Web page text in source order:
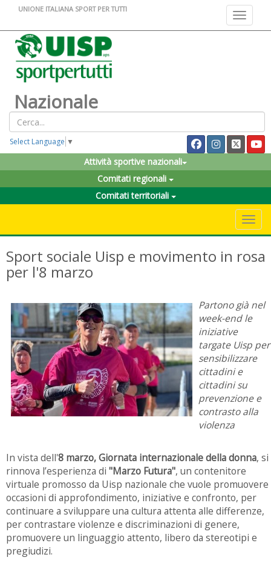
Toggle
UNIONE ITALIANA SPORT PER TUTTI
Nazionale
Select Language ▼
Attività sportive nazionali
Comitati regionali
Comitati territoriali
Sport sociale Uisp e movimento in rosa
per l'8 marzo
Partono già nel
week-end le
iniziative
targate Uisp per
sensibilizzare
cittadini e
cittadini su
prevenzione e
contrasto alla
violenza
In vista dell'8 marzo, Giornata internazionale della donna, si
rinnova l’esperienza di "Marzo Futura", un contenitore
virtuale promosso da Uisp nazionale che vuole promuovere
occasioni di approfondimento, iniziative e confronto, per
continuare a sviluppare una cultura attenta alle differenze,
per contrastare violenze e discriminazioni di genere,
promuovere un linguaggio attento, libero da stereotipi e
pregiudizi.